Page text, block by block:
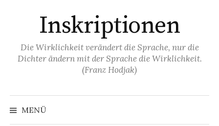
Inskriptionen
Die Wirklichkeit verändert die Sprache, nur die
Dichter ändern mit der Sprache die Wirklichkeit.
(Franz Hodjak)
MENÜ